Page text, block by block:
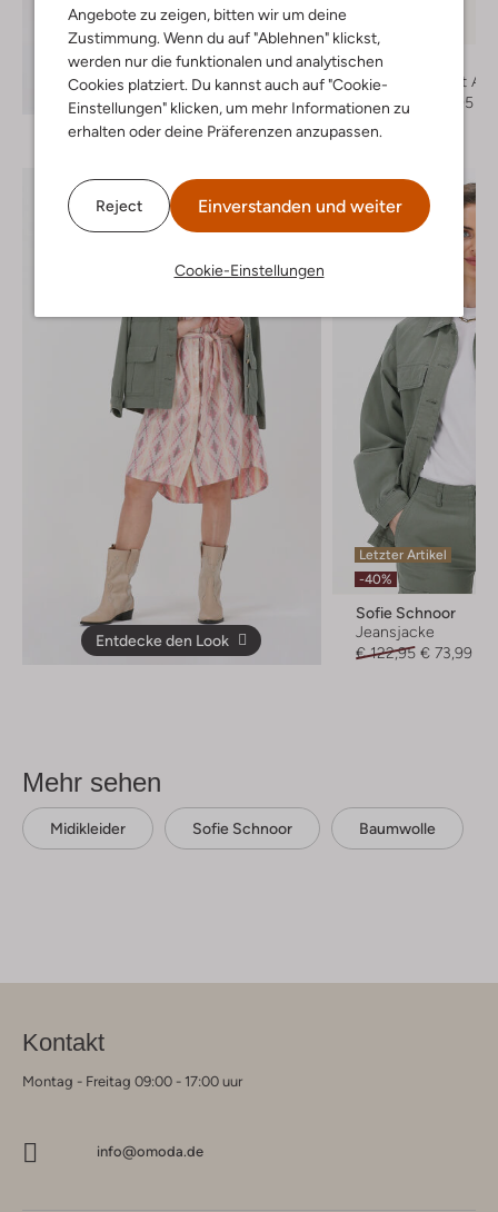
Angebote zu zeigen, bitten wir um deine
Zustimmung. Wenn du auf "Ablehnen" klickst,
werden nur die funktionalen und analytischen
Cookies platziert. Du kannst auch auf "Cookie-
Einstellungen" klicken, um mehr Informationen zu
erhalten oder deine Präferenzen anzupassen.
Reject Einverstanden und weiter
Cookie-Einstellungen
Entdecke den Look
Via Vai
Sandaletten mit
€ 139,95
€ 69,95
Entdecke den Look
Letzter Artikel
-40%
Sofie Schnoor
Jeansjacke
€ 122,95 € 73,99
Mehr sehen
Midikleider Sofie Schnoor Baumwolle
Kontakt
Montag - Freitag 09:00 - 17:00 uur
info@omoda.de